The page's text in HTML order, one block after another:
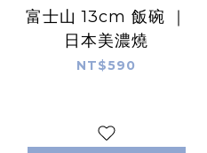
富士山 13cm 飯碗 ｜
日本美濃燒
NT$590